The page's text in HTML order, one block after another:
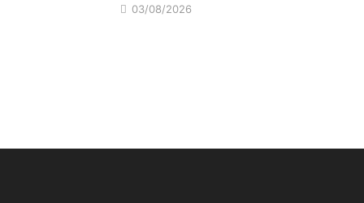
03/08/2026